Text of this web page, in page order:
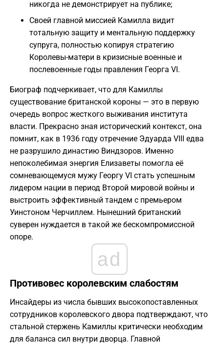
никогда не демонстрирует на публике;
Своей главной миссией Камилла видит
тотальную защиту и ментальную поддержку
супруга, полностью копируя стратегию
Королевы-матери в кризисные военные и
послевоенные годы правления Георга VI.
Биограф подчеркивает, что для Камиллы
существование британской короны — это в первую
очередь вопрос жесткого выживания института
власти. Прекрасно зная исторический контекст, она
помнит, как в 1936 году отречение Эдуарда VIII едва
не разрушило династию Виндзоров. Именно
непоколебимая энергия Елизаветы помогла её
сомневающемуся мужу Георгу VI стать успешным
лидером нации в период Второй мировой войны и
выстроить эффективный тандем с премьером
Уинстоном Черчиллем. Нынешний британский
суверен нуждается в такой же бескомпромиссной
опоре.
ad
Противовес королевским слабостям
Инсайдеры из числа бывших высокопоставленных
сотрудников королевского двора подтверждают, что
стальной стержень Камиллы критически необходим
для баланса сил внутри дворца. Главной